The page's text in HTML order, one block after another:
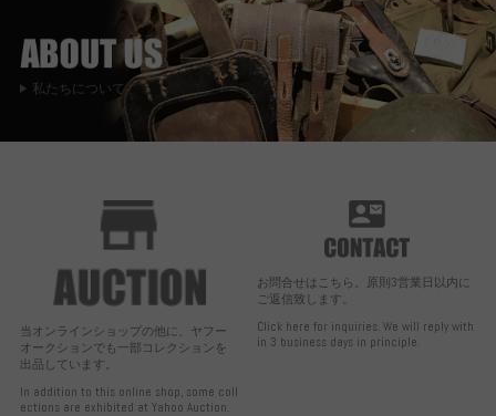
私たちについて
当オンラインショップの他に、ヤフー
オークションでも一部コレクションを
出品しています。
In addition to this online shop, some coll
ections are exhibited at Yahoo Auction.
お問合せはこちら。原則3営業日以内に
ご返信致します。
Click here for inquiries. We will reply with
in 3 business days in principle.